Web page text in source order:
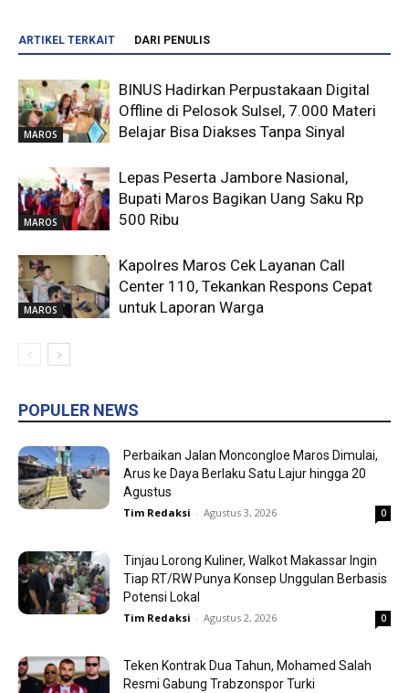
ARTIKEL TERKAIT DARI PENULIS
MAROS
BINUS Hadirkan Perpustakaan Digital
Offline di Pelosok Sulsel, 7.000 Materi
Belajar Bisa Diakses Tanpa Sinyal
MAROS
Lepas Peserta Jambore Nasional,
Bupati Maros Bagikan Uang Saku Rp
500 Ribu
MAROS
Kapolres Maros Cek Layanan Call
Center 110, Tekankan Respons Cepat
untuk Laporan Warga
POPULER NEWS
Perbaikan Jalan Moncongloe Maros Dimulai,
Arus ke Daya Berlaku Satu Lajur hingga 20
Agustus
Tim Redaksi - Agustus 3, 2026 0
Tinjau Lorong Kuliner, Walkot Makassar Ingin
Tiap RT/RW Punya Konsep Unggulan Berbasis
Potensi Lokal
Tim Redaksi - Agustus 2, 2026 0
Teken Kontrak Dua Tahun, Mohamed Salah
Resmi Gabung Trabzonspor Turki